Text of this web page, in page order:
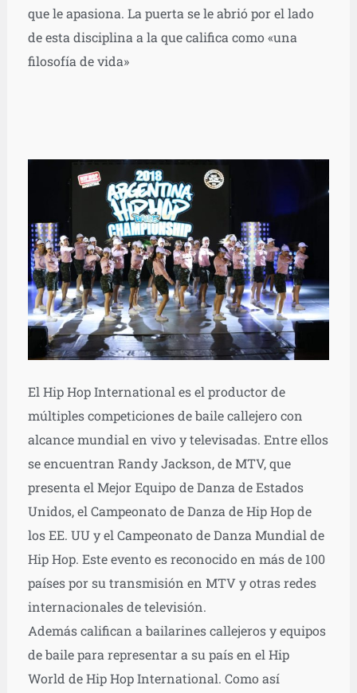
que le apasiona. La puerta se le abrió por el lado
de esta disciplina a la que califica como «una
filosofía de vida»
El Hip Hop International es el productor de
múltiples competiciones de baile callejero con
alcance mundial en vivo y televisadas. Entre ellos
se encuentran Randy Jackson, de MTV, que
presenta el Mejor Equipo de Danza de Estados
Unidos, el Campeonato de Danza de Hip Hop de
los EE. UU y el Campeonato de Danza Mundial de
Hip Hop. Este evento es reconocido en más de 100
países por su transmisión en MTV y otras redes
internacionales de televisión.
Además califican a bailarines callejeros y equipos
de baile para representar a su país en el Hip
World de Hip Hop International. Como así